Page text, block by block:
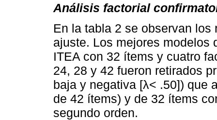
Análisis factorial
En la tabla 2 se observan
ajuste. Los mejores modelos
ITEA con 32 ítems y cuatro
24, 28 y 42 fueron retirados
baja y negativa [λ< .50]) que
de 42 ítems) y de 32 ítems
segundo orden.